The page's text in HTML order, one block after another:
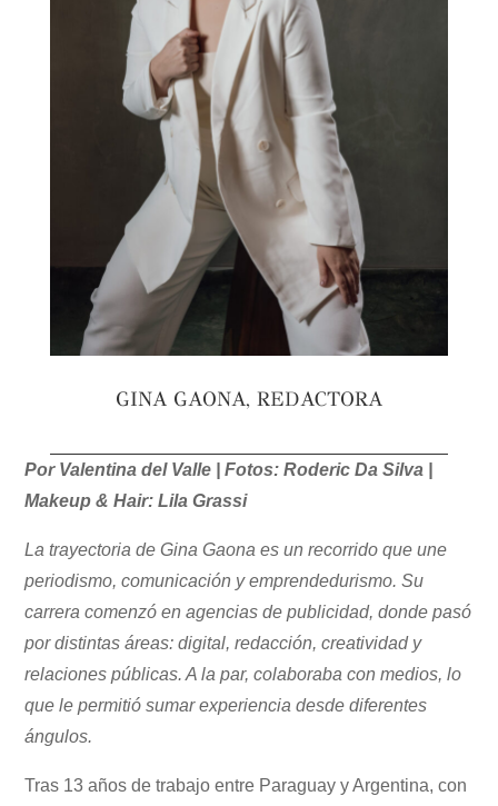
GINA GAONA, REDACTORA
Por Valentina del Valle | Fotos: Roderic Da Silva |
Makeup & Hair: Lila Grassi
La trayectoria de Gina Gaona es un recorrido que une
periodismo, comunicación y emprendedurismo. Su
carrera comenzó en agencias de publicidad, donde pasó
por distintas áreas: digital, redacción, creatividad y
relaciones públicas. A la par, colaboraba con medios, lo
que le permitió sumar experiencia desde diferentes
ángulos.
Tras 13 años de trabajo entre Paraguay y Argentina, con